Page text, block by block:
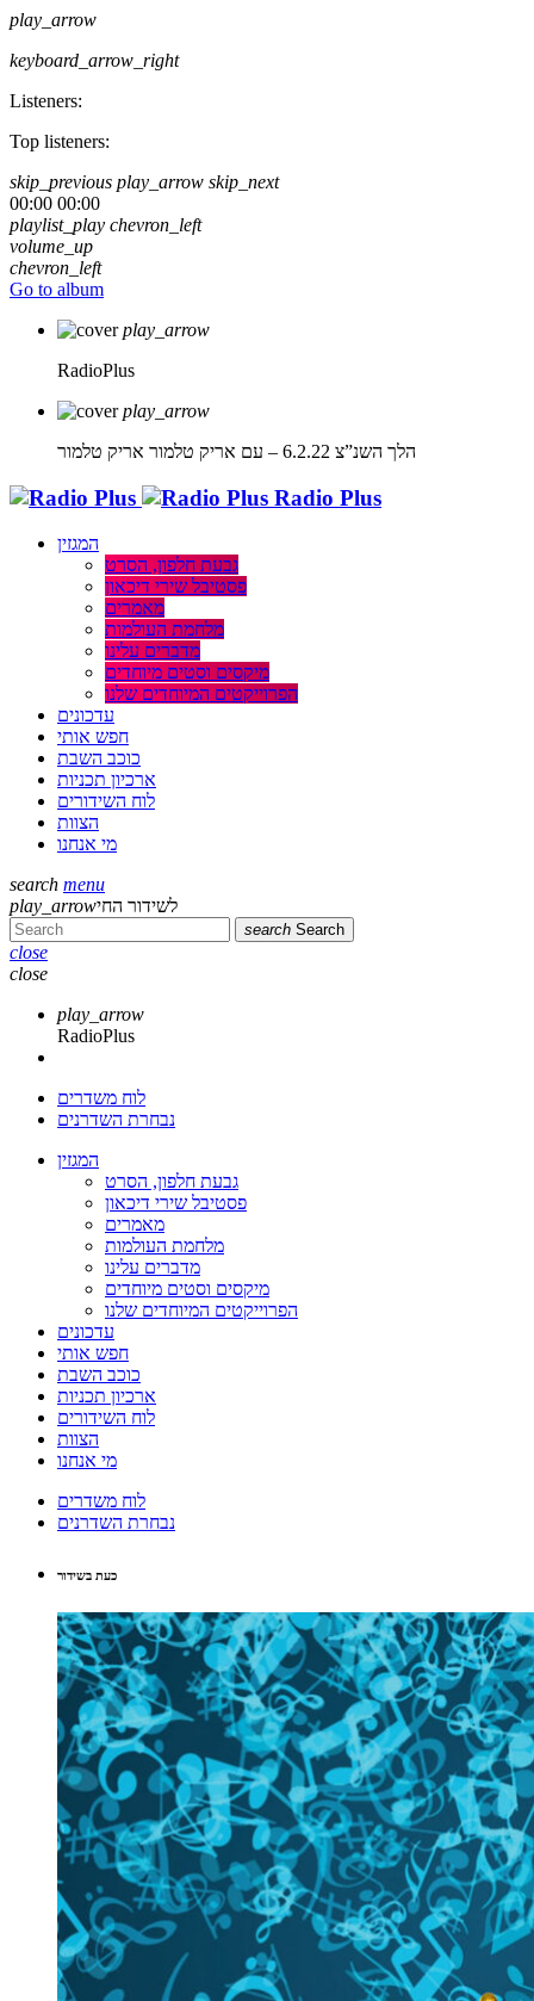
play_arrow
keyboard_arrow_right
Listeners:
Top listeners:
skip_previous play_arrow skip_next
00:00 00:00
playlist_play chevron_left
volume_up
chevron_left
Go to album
play_arrow
RadioPlus
play_arrow
הלך השנ”צ 6.2.22 – עם אריק טלמור
אריק טלמור
Radio Plus
המגזין
גבעת חלפון, הסרט
פסטיבל שירי דיכאון
מאמרים
מלחמת העולמות
מדברים עלינו
מיקסים וסטים מיוחדים
הפרוייקטים המיוחדים שלנו
עדכונים
חפש אותי
כוכב השבת
ארכיון תכניות
לוח השידורים
הצוות
מי אנחנו
search menu
play_arrowלשידור החי
search Search
close
close
play_arrow
RadioPlus
לוח משדרים
נבחרת השדרנים
המגזין
גבעת חלפון, הסרט
פסטיבל שירי דיכאון
מאמרים
מלחמת העולמות
מדברים עלינו
מיקסים וסטים מיוחדים
הפרוייקטים המיוחדים שלנו
עדכונים
חפש אותי
כוכב השבת
ארכיון תכניות
לוח השידורים
הצוות
מי אנחנו
לוח משדרים
נבחרת השדרנים
כעת בשידור